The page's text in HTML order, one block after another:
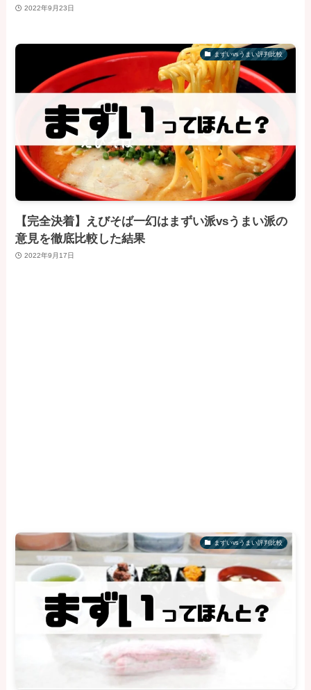
2022年9月23日
まずいvsうまい評判比較
【完全決着】えびそば一幻はまずい派vsうまい派の
意見を徹底比較した結果
2022年9月17日
まずいvsうまい評判比較